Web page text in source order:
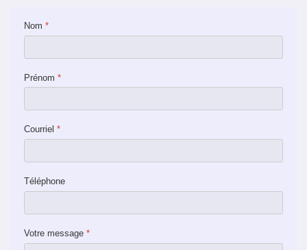
Nom *
Prénom *
Courriel *
Téléphone
Votre message *